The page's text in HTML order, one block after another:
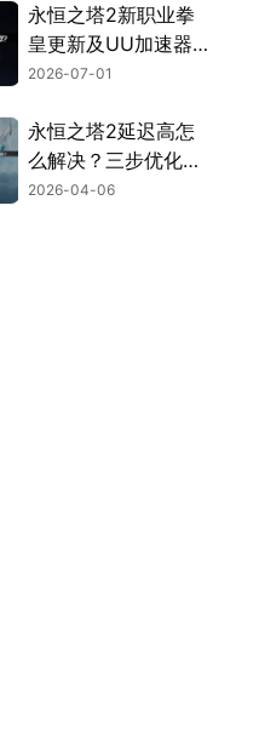
永恒之塔2新职业拳
皇更新及UU加速器
联机优化指南！
2026-07-01
永恒之塔2延迟高怎
么解决？三步优化告
别卡顿畅玩！
2026-04-06